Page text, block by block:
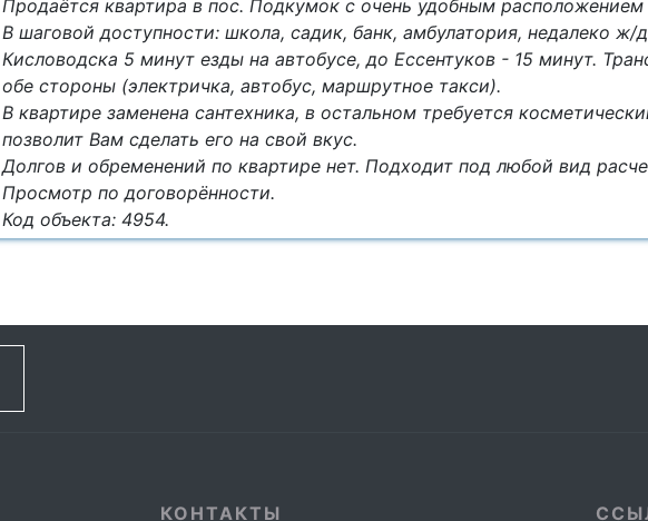
Продаётся квартира в пос. Подкумок с очень удобным расположением
В шаговой доступности: школа, садик, банк, амбулатория, недалеко ж/
Кисловодска 5 минут езды на автобусе, до Ессентуков - 15 минут.
обе стороны (электричка, автобус, маршрутное такси).
В квартире заменена сантехника, в остальном требуется
позволит Вам сделать его на свой вкус.
Долгов и обременений по квартире нет. Подходит под любой вид
Просмотр по договорённости.
Код объекта: 4954.
КОНТАКТЫ